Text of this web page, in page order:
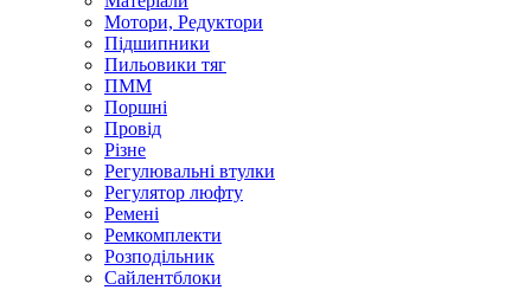
Мотори, Редуктори
Підшипники
Пильовики тяг
ПММ
Поршні
Провід
Різне
Регулювальні втулки
Регулятор люфту
Ремені
Ремкомплекти
Розподільник
Сайлентблоки